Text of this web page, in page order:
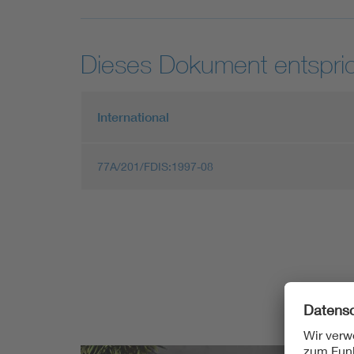
Dieses Dokument
International
77A/201/FDIS:1997-08